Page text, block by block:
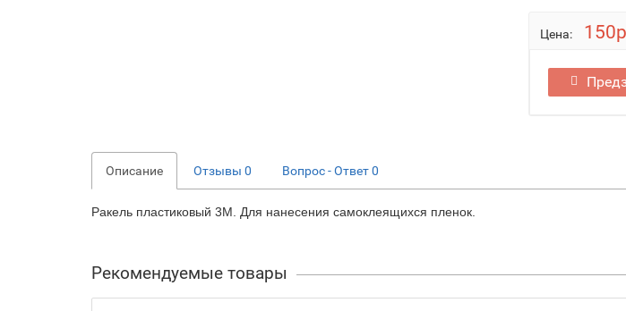
Цена:
Описание Отзывы 0 Вопрос - Ответ0
Ракель пластиковый 3M. Для нанесения самоклеящихся пленок.
Рекомендуемые товары